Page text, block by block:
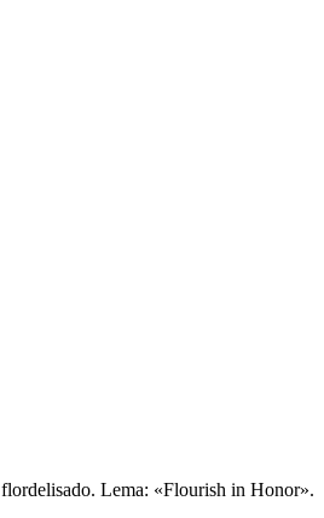
flordelisado. Lema: «Flourish in Honor».